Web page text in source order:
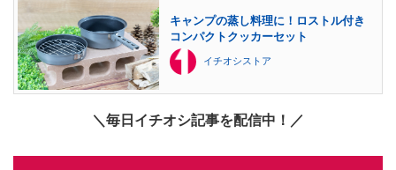
キャンプの蒸し料理に！ロストル付き
コンパクトクッカーセット
イチオシストア
＼毎日イチオシ記事を配信中！／